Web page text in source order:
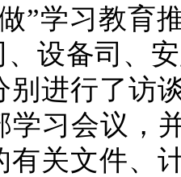
”学习教育
设备司、
别进行了访
学习会议，
有关文件、